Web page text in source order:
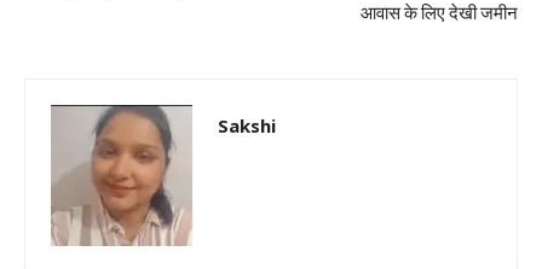
आवास के लिए देखी जमीन
Sakshi